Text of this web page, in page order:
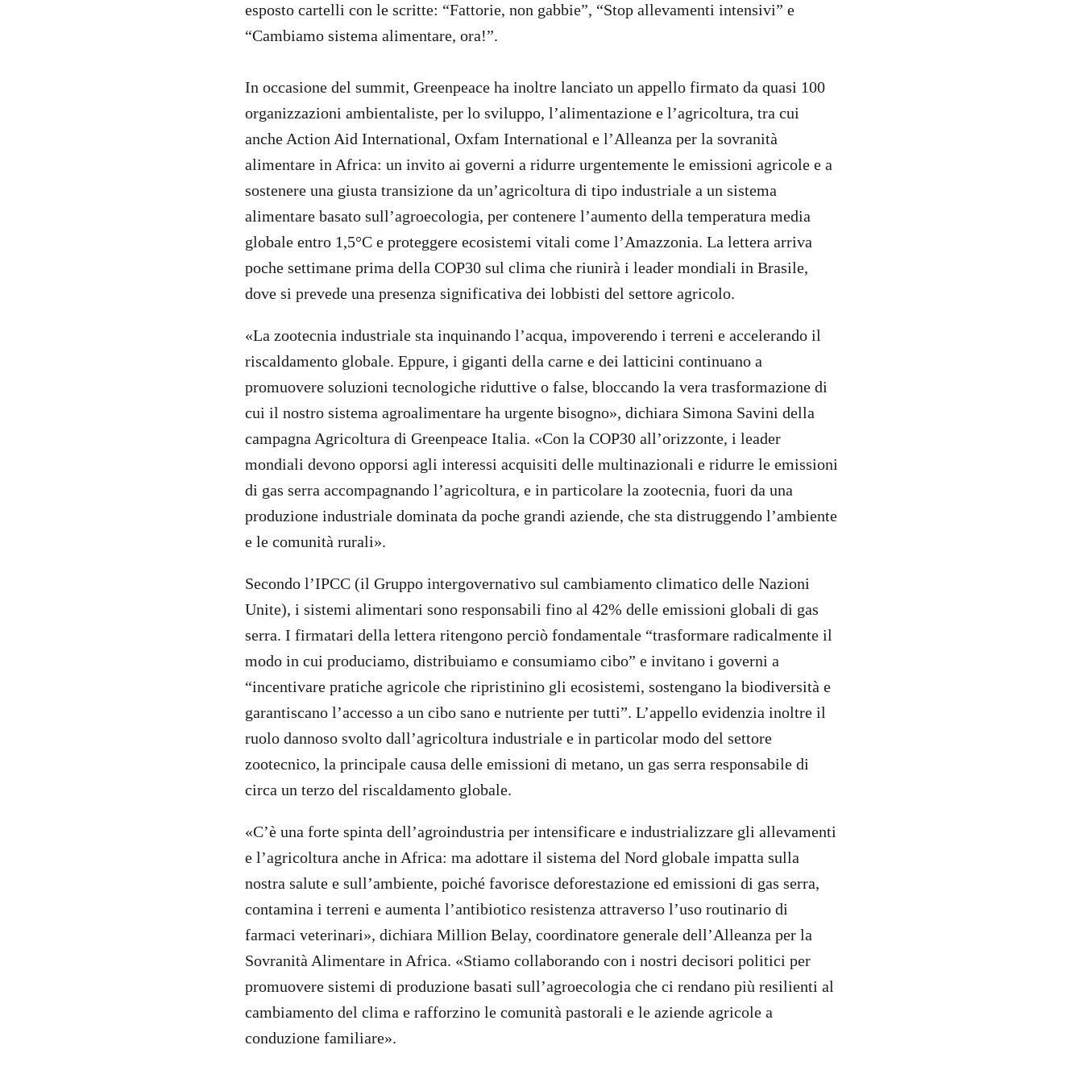
esposto cartelli con le scritte: “Fattorie, non gabbie”, “Stop allevamenti intensivi” e
“Cambiamo sistema alimentare, ora!”.
In occasione del summit, Greenpeace ha inoltre lanciato un appello firmato da quasi 100
organizzazioni ambientaliste, per lo sviluppo, l’alimentazione e l’agricoltura, tra cui
anche Action Aid International, Oxfam International e l’Alleanza per la sovranità
alimentare in Africa: un invito ai governi a ridurre urgentemente le emissioni agricole e a
sostenere una giusta transizione da un’agricoltura di tipo industriale a un sistema
alimentare basato sull’agroecologia, per contenere l’aumento della temperatura media
globale entro 1,5°C e proteggere ecosistemi vitali come l’Amazzonia. La lettera arriva
poche settimane prima della COP30 sul clima che riunirà i leader mondiali in Brasile,
dove si prevede una presenza significativa dei lobbisti del settore agricolo.
«La zootecnia industriale sta inquinando l’acqua, impoverendo i terreni e accelerando il
riscaldamento globale. Eppure, i giganti della carne e dei latticini continuano a
promuovere soluzioni tecnologiche riduttive o false, bloccando la vera trasformazione di
cui il nostro sistema agroalimentare ha urgente bisogno», dichiara Simona Savini della
campagna Agricoltura di Greenpeace Italia. «Con la COP30 all’orizzonte, i leader
mondiali devono opporsi agli interessi acquisiti delle multinazionali e ridurre le emissioni
di gas serra accompagnando l’agricoltura, e in particolare la zootecnia, fuori da una
produzione industriale dominata da poche grandi aziende, che sta distruggendo l’ambiente
e le comunità rurali».
Secondo l’IPCC (il Gruppo intergovernativo sul cambiamento climatico delle Nazioni
Unite), i sistemi alimentari sono responsabili fino al 42% delle emissioni globali di gas
serra. I firmatari della lettera ritengono perciò fondamentale “trasformare radicalmente il
modo in cui produciamo, distribuiamo e consumiamo cibo” e invitano i governi a
“incentivare pratiche agricole che ripristinino gli ecosistemi, sostengano la biodiversità e
garantiscano l’accesso a un cibo sano e nutriente per tutti”. L’appello evidenzia inoltre il
ruolo dannoso svolto dall’agricoltura industriale e in particolar modo del settore
zootecnico, la principale causa delle emissioni di metano, un gas serra responsabile di
circa un terzo del riscaldamento globale.
«C’è una forte spinta dell’agroindustria per intensificare e industrializzare gli allevamenti
e l’agricoltura anche in Africa: ma adottare il sistema del Nord globale impatta sulla
nostra salute e sull’ambiente, poiché favorisce deforestazione ed emissioni di gas serra,
contamina i terreni e aumenta l’antibiotico resistenza attraverso l’uso routinario di
farmaci veterinari», dichiara Million Belay, coordinatore generale dell’Alleanza per la
Sovranità Alimentare in Africa. «Stiamo collaborando con i nostri decisori politici per
promuovere sistemi di produzione basati sull’agroecologia che ci rendano più resilienti al
cambiamento del clima e rafforzino le comunità pastorali e le aziende agricole a
conduzione familiare».